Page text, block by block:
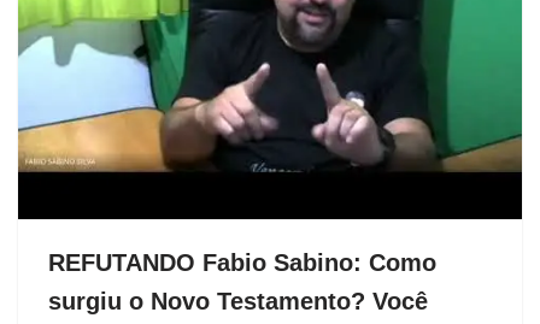
REFUTANDO Fabio Sabino: Como
surgiu o Novo Testamento? Você